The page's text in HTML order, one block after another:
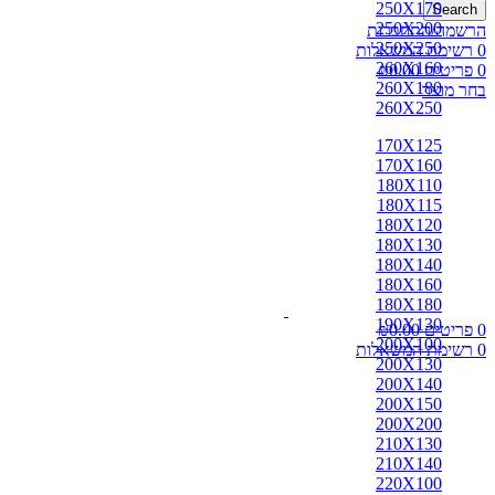
Search
הרשמה/התחברות
0 רשימת המשאלות
0 פריטים ₪0.00
בחר מוצר
0 פריטים ₪0.00
0 רשימת המשאלות
250X170
250X200
250X250
260X160
260X180
260X250
170X125
170X160
180X110
180X115
180X120
180X130
180X140
180X160
180X180
190X130
200X100
200X130
200X140
200X150
200X200
210X130
210X140
220X100